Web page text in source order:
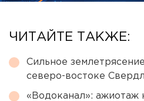
ЧИТАЙТЕ ТАКЖЕ:
Сильное
северо-востоке
«Водоканал»: ажиотаж